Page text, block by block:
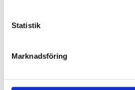
Statistik
Marknadsföring
SportsMat Profi har ingen "framsida